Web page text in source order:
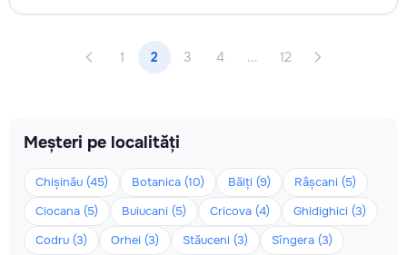
1 2 3 4 ... 12
Meșteri pe localități
Chișinău (45) Botanica (10) Bălți (9)
Râșcani (5)
Ciocana (5)
Buiucani (5) Cricova (4)
Ghidighici (3)
Codru (3)
Orhei (3) Stăuceni (3)
Sîngera (3)